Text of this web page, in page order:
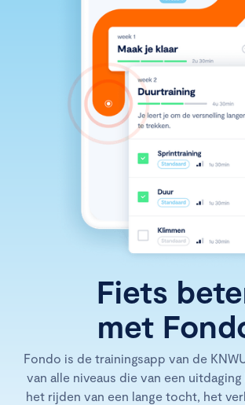
Fiets
met
Fondo is de trainingsapp van de
van alle niveaus die van een
het rijden van een lange tocht, het